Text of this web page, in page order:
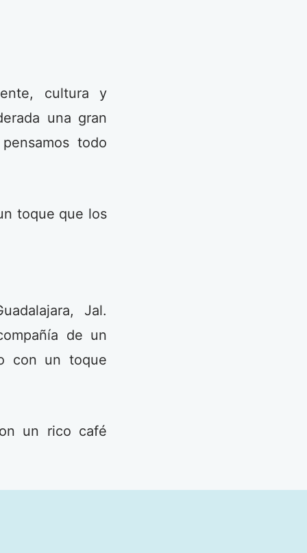
cultura y
una gran
todo
toque que los
Jal.
de un
con un toque
un rico café